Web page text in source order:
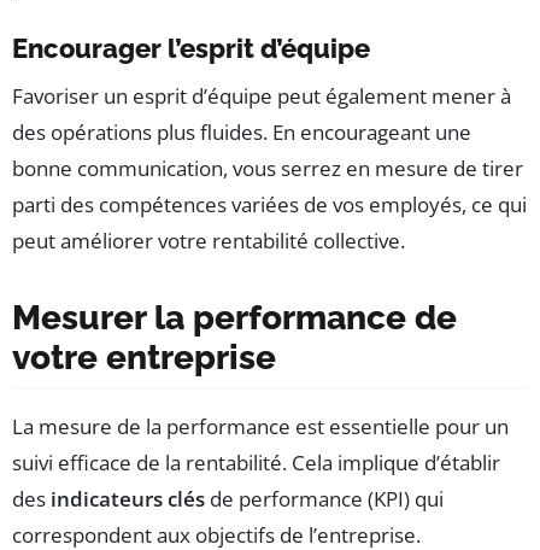
Encourager l’esprit d’équipe
Favoriser un esprit d’équipe peut également mener à
des opérations plus fluides. En encourageant une
bonne communication, vous serrez en mesure de tirer
parti des compétences variées de vos employés, ce qui
peut améliorer votre rentabilité collective.
Mesurer la performance de
votre entreprise
La mesure de la performance est essentielle pour un
suivi efficace de la rentabilité. Cela implique d’établir
des indicateurs clés de performance (KPI) qui
correspondent aux objectifs de l’entreprise.